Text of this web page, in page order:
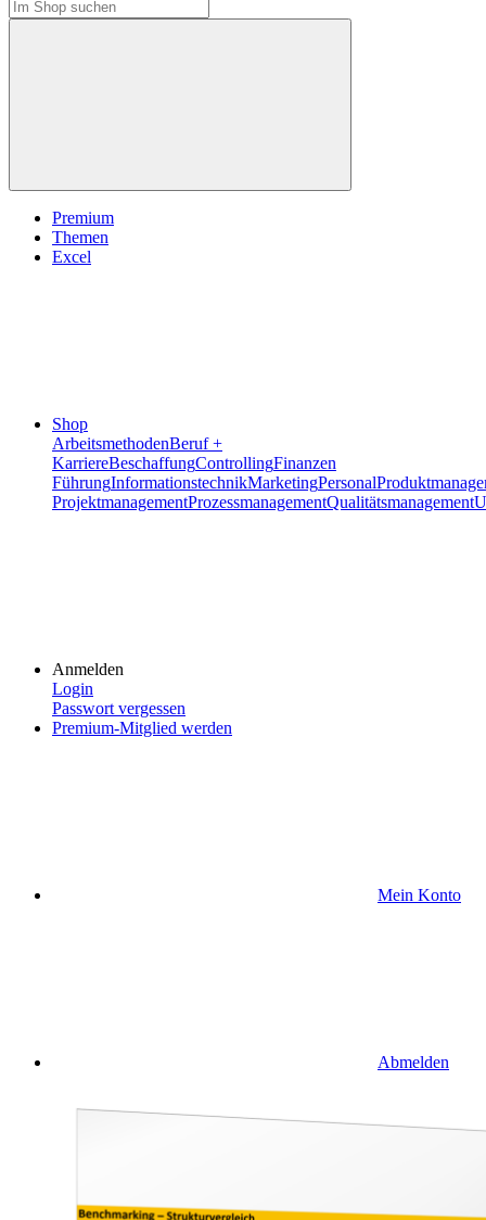
Premium
Themen
Excel
Shop
ArbeitsmethodenBeruf +
KarriereBeschaffungControllingFinanzen
FührungInformationstechnikMarketingPersonal
ProjektmanagementProzessmanagementQualitätsmanagement
Anmelden
Login
Passwort vergessen
Premium-Mitglied werden
Mein Konto
Abmelden